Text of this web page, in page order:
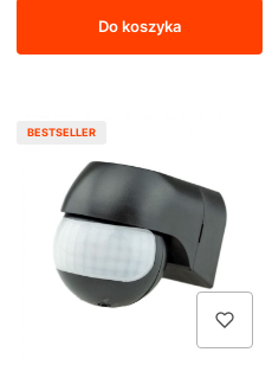
Do koszyka
BESTSELLER